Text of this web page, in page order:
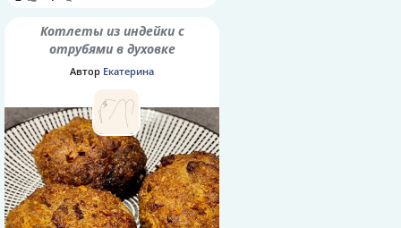
Котлеты из индейки с
отрубями в духовке
Автор Екатерина